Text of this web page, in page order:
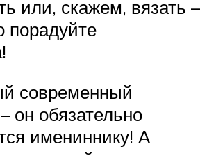
или, скажем, вязать –
порадуйте
современный
он обязательно
имениннику! А